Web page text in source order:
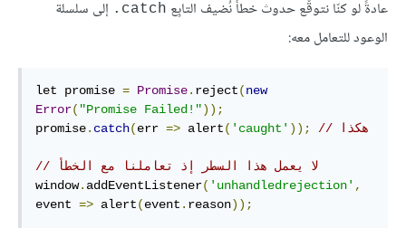
عادةً لو كنّا نتوقّع حدوث خطأ نُضيف التابِع ‎.catch إلى سلسلة
الوعود للتعامل معه:
let promise = Promise. reject(new
Error( "Promise Failed!"));
promise. catch(err => alert( 'caught' )); // هكذا
// لا يعمل هذا السطر إذ تعاملنا مع الخطأ
window. addEventListener( 'unhandledrejection' ,
event => alert(event . reason));